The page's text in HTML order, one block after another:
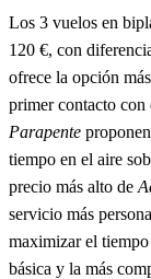
Los 3 vuelos en
120 €, con
ofrece la opción
primer contacto con
Parapente
tiempo en el aire
precio más alto de
servicio más
maximizar el
básica y la más